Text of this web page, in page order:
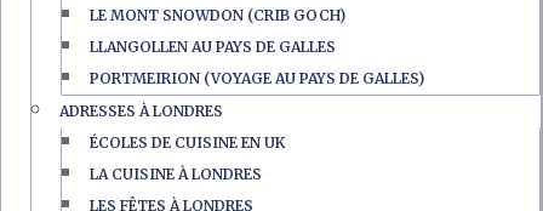
LE MONT SNOWDON (CRIB GOCH)
LLANGOLLEN AU PAYS DE GALLES
PORTMEIRION (VOYAGE AU PAYS DE GALLES)
ADRESSES À LONDRES
ÉCOLES DE CUISINE EN UK
LA CUISINE À LONDRES
LES FÊTES À LONDRES